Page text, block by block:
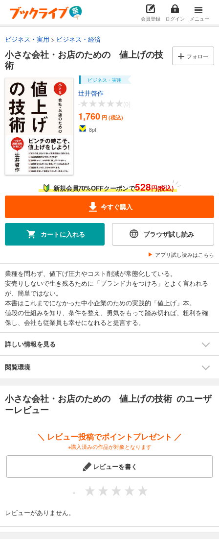
会員登録 ログイン メニュー
ビジネス・実用 ビジネス・経済
小さな会社・お店のための 値上げの技
術
フォロー
ビジネス・実用
辻井啓作
-
(0)
1,760 円 (税込)
8pt
新規会員70%OFFクーポンで528円(税込)
今すぐ購入
カートに入れる ブラウザ試し読み
アプリ試し読みはこちら
業種を問わず、値下げ圧力やコスト削減が常態化している。
安売りしないで生き残るために「ブランド力をつけろ」とよく言われる
が、簡単ではない。
本書はこれまでになかった中小企業のための実践的「値上げ」本。
値段の仕組みを知り、条件を整え、勇気をもって踏み切れば、粗利を確
保し、会社も従業員も幸せになれると提言する。
詳しい情報を見る
閲覧環境
小さな会社・お店のための 値上げの技術 のユーザ
ーレビュー
＼ レビュー投稿でポイントプレゼント ／
※購入済みの作品が対象となります
レビューを書く
-
レビューがありません。